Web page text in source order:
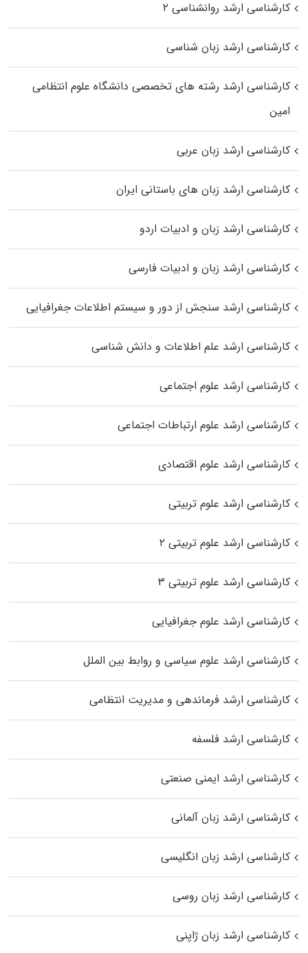
کارشناسی ارشد روانشناسی ۲
کارشناسی ارشد زبان شناسی
کارشناسی ارشد رﺷﺘﻪ ﻫﺎی تخصصی داﻧﺸﮕﺎه ﻋﻠﻮم انتظامی
اﻣﻴﻦ
کارشناسی ارشد زبان عربی
کارشناسی ارشد زبان‌ های باستانی ایران
کارشناسی ارشد زبان و ادبیات اردو
کارشناسی ارشد زبان و ادبیات فارسی
کارشناسی ارشد سنجش از دور و سیستم اطلاعات جغرافیایی
کارشناسی ارشد علم اطلاعات و دانش شناسی
کارشناسی ارشد علوم اجتماعی
کارشناسی ارشد علوم ارتباطات اجتماعی
کارشناسی ارشد علوم اقتصادی
کارشناسی ارشد علوم تربیتی
کارشناسی ارشد علوم تربیتی ۲
کارشناسی ارشد علوم تربیتی ۳
کارشناسی ارشد علوم جغرافیایی
کارشناسی ارشد علوم سیاسی و روابط بین الملل
کارشناسی ارشد فرماندهی و مدیریت انتظامی
کارشناسی ارشد فلسفه
کارشناسی ارشد ایمنی صنعتی
کارشناسی ارشد زبان آلمانی
کارشناسی ارشد زبان انگلیسی
کارشناسی ارشد زبان روسی
کارشناسی ارشد زبان ژاپنی